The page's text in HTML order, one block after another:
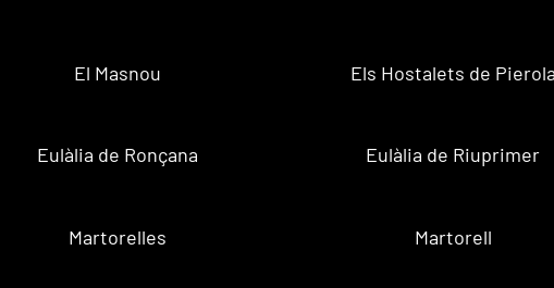
El Masnou Els Hostalets de Pierola
Eulàlia de Ronçana Eulàlia de Riuprimer
Martorelles Martorell